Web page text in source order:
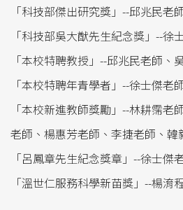
優異師資
培育人才
學生活動
系友連結
「科技部傑出研究獎」--邱兆民老
「科技部吳大猷先生紀念獎」--徐
「本校特聘教授」--邱兆民老師、
「本校特聘年青學者」--徐士傑老
「本校新進教師獎勵」--林耕霈老
老師、楊惠芳老師、李捷老師、韓
「呂鳳章先生紀念獎章」--徐士傑
「溫世仁服務科學新苗獎」--楊淯